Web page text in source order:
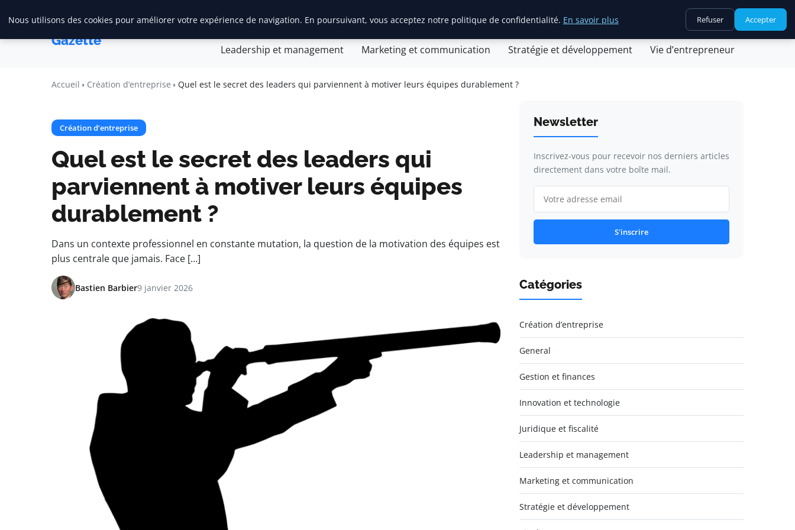
Maadi
Gazette
Accueil Création d’entreprise General Gestion et finances Innovation et technologie Juridique et fiscalité
Leadership et management Marketing et communication Stratégie et développement Vie d’entrepreneur
Accueil Création d’entreprise Quel est le secret des leaders qui parviennent à motiver leurs équipes durablement ?
Création d’entreprise
Quel est le secret des leaders qui
parviennent à motiver leurs équipes
durablement ?
Dans un contexte professionnel en constante mutation, la question de la motivation des équipes est
plus centrale que jamais. Face […]
Bastien Barbier9 janvier 2026
Newsletter
Inscrivez-vous pour recevoir nos derniers articles
directement dans votre boîte mail.
S'inscrire
Catégories
Création d’entreprise
General
Gestion et finances
Innovation et technologie
Juridique et fiscalité
Leadership et management
Marketing et communication
Stratégie et développement
Nous utilisons des cookies pour améliorer votre expérience de navigation. En poursuivant, vous acceptez notre politique de confidentialité. En savoir plus Refuser Accepter